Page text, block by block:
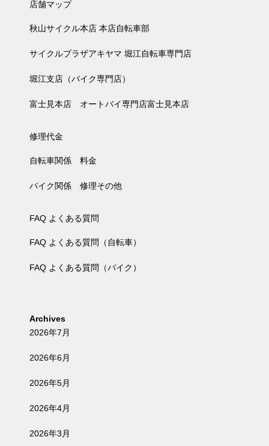
店舗マップ
秋山サイクル本店 本店自転車部
サイクルプラザアキヤマ 堀江自転車専門店
堀江支店（バイク専門店）
富士見本店 オートバイ専門店富士見本店
修理代金
自転車関係 料金
バイク関係 修理その他
FAQ よくある質問
FAQ よくある質問（自転車）
FAQ よくある質問（バイク）
Archives
2026年7月
2026年6月
2026年5月
2026年4月
2026年3月